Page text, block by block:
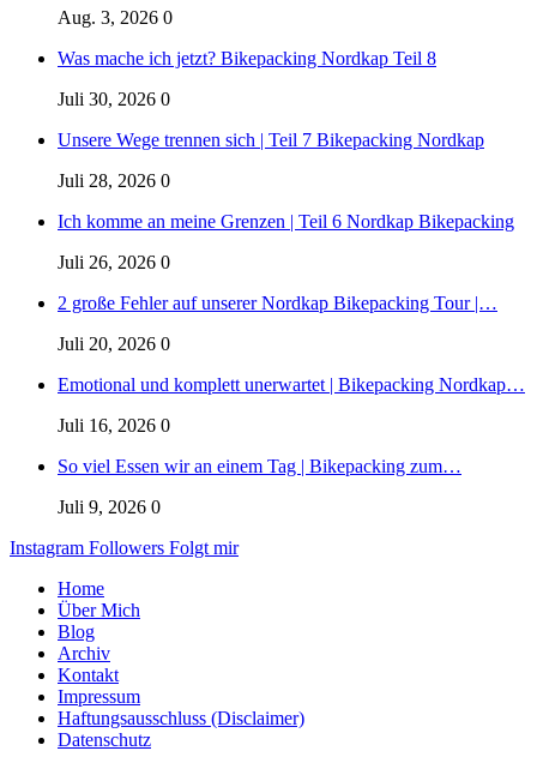
Aug. 3, 2026 0
Was mache ich jetzt? Bikepacking Nordkap Teil 8
Juli 30, 2026 0
Unsere Wege trennen sich | Teil 7 Bikepacking Nordkap
Juli 28, 2026 0
Ich komme an meine Grenzen | Teil 6 Nordkap Bikepacking
Juli 26, 2026 0
2 große Fehler auf unserer Nordkap Bikepacking Tour |…
Juli 20, 2026 0
Emotional und komplett unerwartet | Bikepacking Nordkap…
Juli 16, 2026 0
So viel Essen wir an einem Tag | Bikepacking zum…
Juli 9, 2026 0
Instagram Followers Folgt mir
Home
Über Mich
Blog
Archiv
Kontakt
Impressum
Haftungsausschluss (Disclaimer)
Datenschutz